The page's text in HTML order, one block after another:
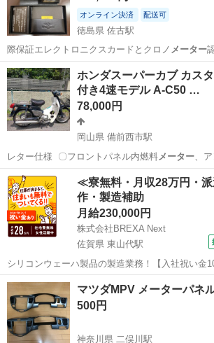
オンライン決済 配送可
徳島県 佐古駅
際保証エレクトロニクスカードとクロノ メーター
購入店は徳島県板…
徳島 徳島市 佐古駅 アクセサリー
ホンダスーパーカブ カス
付き4速モデル A-C50 …
78,000円
岡山県 備前西市駅
レター仕様 〇フロントパネル内燃料メーター、
キ搭載モデル …
岡山 岡山市 備前西市駅 ホンダ
≪寮無料・月収28万円・
作・製造補助
月給230,000円
株式会社BREXA Next
佐賀県 東山代駅
シリコンウェーハ製品の製造業務！【入社祝い金
やカップルとの応募OK◎年間休日129日＆休出な
実♪業務はクリーンルームで快適作業◎自社正社
300円～の格安食堂あり！《佐...
佐賀 伊万里市 東山代駅 その他
マツダMPV メーターパネ
500円
神奈川県 二俣川駅